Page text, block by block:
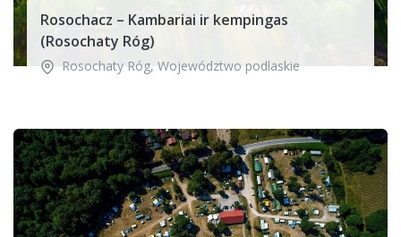
Rosochacz – Kambariai ir kempingas
(Rosochaty Róg)
Rosochaty Róg, Województwo podlaskie